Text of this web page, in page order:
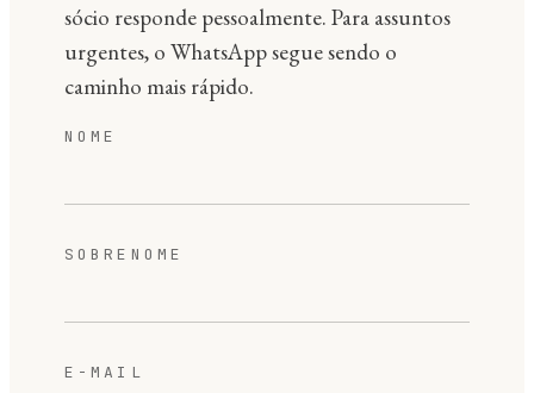
sócio responde pessoalmente. Para assuntos
urgentes, o WhatsApp segue sendo o
caminho mais rápido.
NOME
SOBRENOME
E-MAIL